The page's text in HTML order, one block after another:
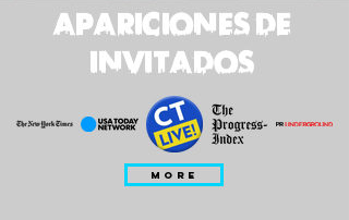
apariciones de
invitados
MORE